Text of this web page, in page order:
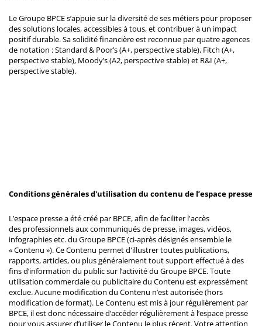
Le Groupe BPCE s’appuie sur la diversité de ses métiers pour proposer
des solutions locales, accessibles à tous, et contribuer à un impact
positif durable. Sa solidité financière est reconnue par quatre agences
de notation : Standard & Poor’s (A+, perspective stable), Fitch (A+,
perspective stable), Moody’s (A2, perspective stable) et R&I (A+,
perspective stable).
Conditions générales d'utilisation du contenu de l’espace presse
L’espace presse a été créé par BPCE, afin de faciliter l'accès
des professionnels aux communiqués de presse, images, vidéos,
infographies etc. du Groupe BPCE (ci-après désignés ensemble le
« Contenu »). Ce Contenu permet d'illustrer toutes publications,
rapports, articles, ou plus généralement tout support effectué à des
fins d’information du public sur l’activité du Groupe BPCE. Toute
utilisation commerciale ou publicitaire du Contenu est expressément
exclue. Aucune modification du Contenu n’est autorisée (hors
modification de format). Le Contenu est mis à jour régulièrement par
BPCE, il est donc nécessaire d’accéder régulièrement à l’espace presse
pour vous assurer d’utiliser le Contenu le plus récent. Votre attention